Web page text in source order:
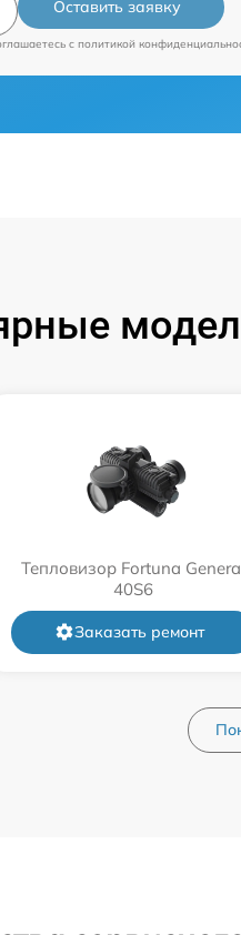
Оставить заявку
c политикой
Тепловизор Fortuna
40S6
Заказать ремонт